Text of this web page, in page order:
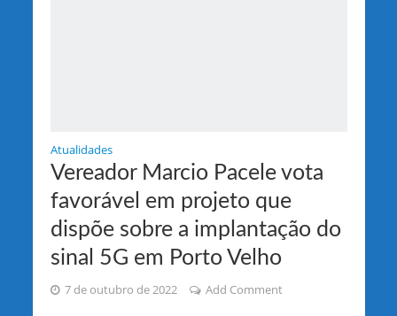
Atualidades
Vereador Marcio Pacele vota
favorável em projeto que
dispõe sobre a implantação do
sinal 5G em Porto Velho
7 de outubro de 2022 Add Comment